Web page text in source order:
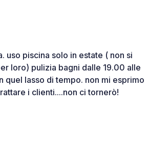
uso piscina solo in estate ( non si
loro) pulizia bagni dalle 19.00 alle
quel lasso di tempo. non mi esprimo
i clienti....non ci tornerò!